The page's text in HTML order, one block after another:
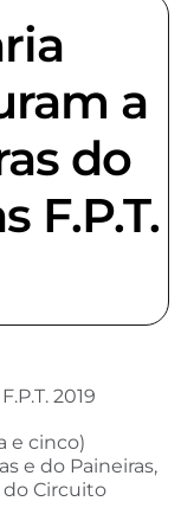
a
do
F.P.T.
2019
e cinco)
e do Paineiras,
do Circuito